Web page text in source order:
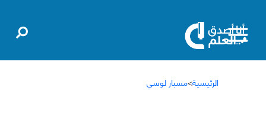
الرئيسية>مسبار لوسي